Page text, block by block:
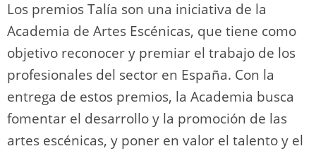
Los premios Talía son una iniciativa de la
Academia de Artes Escénicas, que tiene como
objetivo reconocer y premiar el trabajo de los
profesionales del sector en España. Con la
entrega de estos premios, la Academia busca
fomentar el desarrollo y la promoción de las
artes escénicas, y poner en valor el talento y el